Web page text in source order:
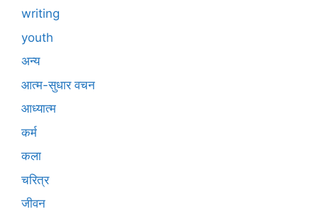
writing
youth
अन्य
आत्म-सुधार वचन
आध्यात्म
कर्म
कला
चरित्र
जीवन